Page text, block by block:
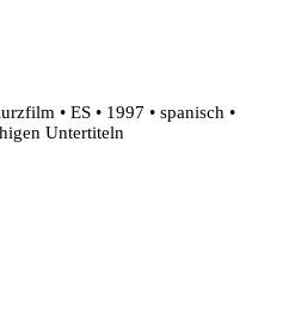
• ES • 1997 • spanisch •
Untertiteln